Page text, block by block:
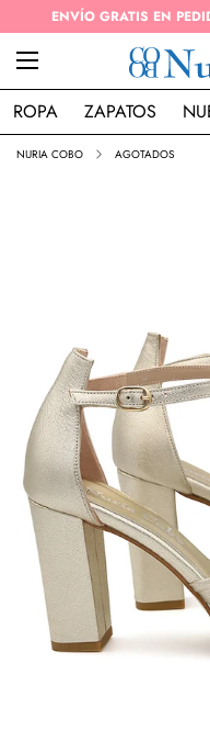
ENVÍO GRATIS EN
ROPA ZAPATOS
NURIA COBO AGOTADOS